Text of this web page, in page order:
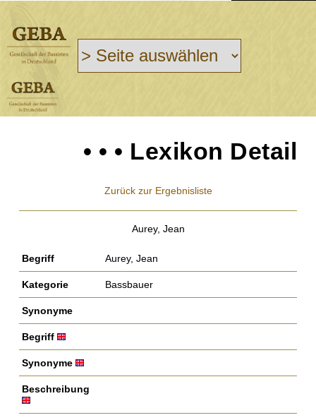
• • • Lexikon Detail
Zurück zur Ergebnisliste
Aurey, Jean
Begriff Aurey, Jean
Kategorie Bassbauer
Synonyme
Begriff
Synonyme
Beschreibung